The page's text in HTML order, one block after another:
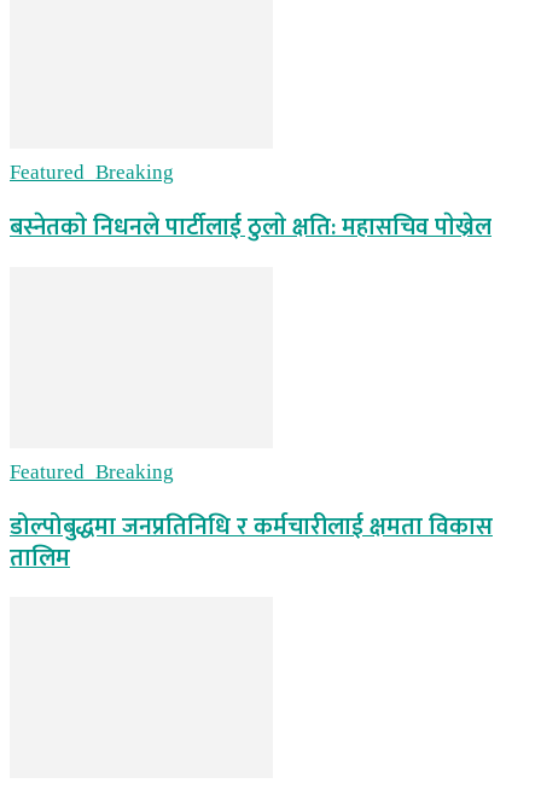
Featured_Breaking
बस्नेतकाे निधनले पार्टीलाई ठुलाे क्षति: महासचिव पाेख्रेल
Featured_Breaking
डोल्पोबुद्धमा जनप्रतिनिधि र कर्मचारीलाई क्षमता विकास
तालिम